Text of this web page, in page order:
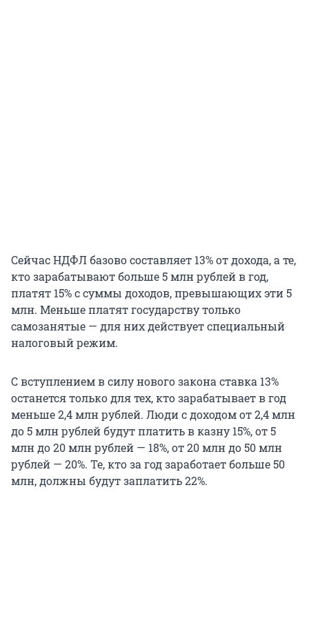
Сейчас НДФЛ базово составляет 13% от дохода, а те,
кто зарабатывают больше 5 млн рублей в год,
платят 15% с суммы доходов, превышающих эти 5
млн. Меньше платят государству только
самозанятые — для них действует специальный
налоговый режим.
С вступлением в силу нового закона ставка 13%
останется только для тех, кто зарабатывает в год
меньше 2,4 млн рублей. Люди с доходом от 2,4 млн
до 5 млн рублей будут платить в казну 15%, от 5
млн до 20 млн рублей — 18%, от 20 млн до 50 млн
рублей — 20%. Те, кто за год заработает больше 50
млн, должны будут заплатить 22%.